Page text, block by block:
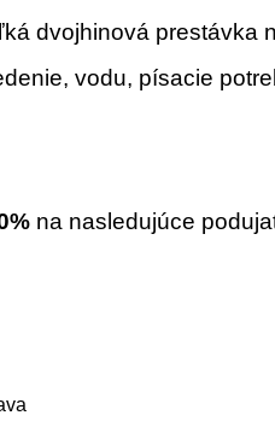
dvojhinová prestávka
vodu, písacie
na nasledujúce